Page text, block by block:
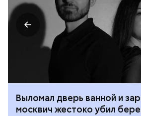
Выломал дверь ванной и
москвич жестоко убил